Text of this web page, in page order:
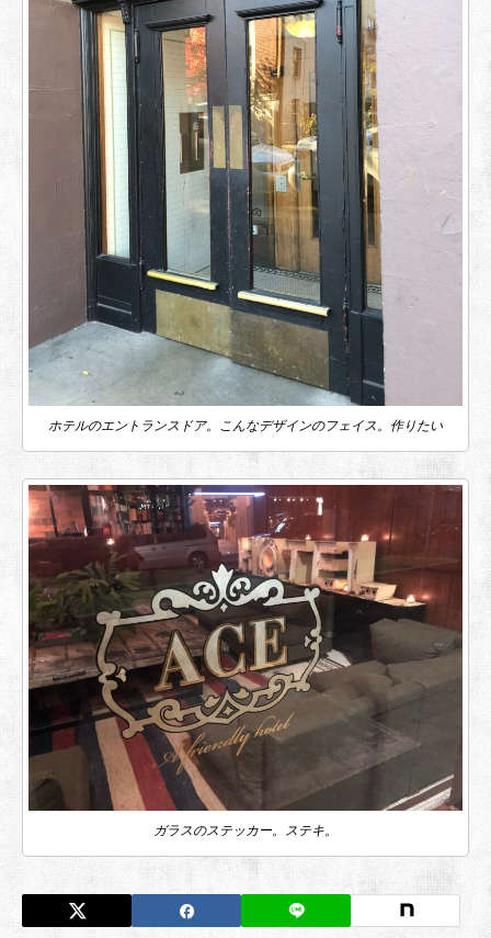
ホテルのエントランスドア。こんなデザインのフェイス。作りたい
ガラスのステッカー。ステキ。